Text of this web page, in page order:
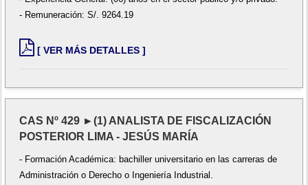
- Remuneración: S/. 9264.19
[ VER MÁS DETALLES ]
CAS Nº 429 ►(1) ANALISTA DE FISCALIZACIÓN
POSTERIOR LIMA - JESÚS MARÍA
- Formación Académica: bachiller universitario en las carreras de
Administración o Derecho o Ingeniería Industrial.